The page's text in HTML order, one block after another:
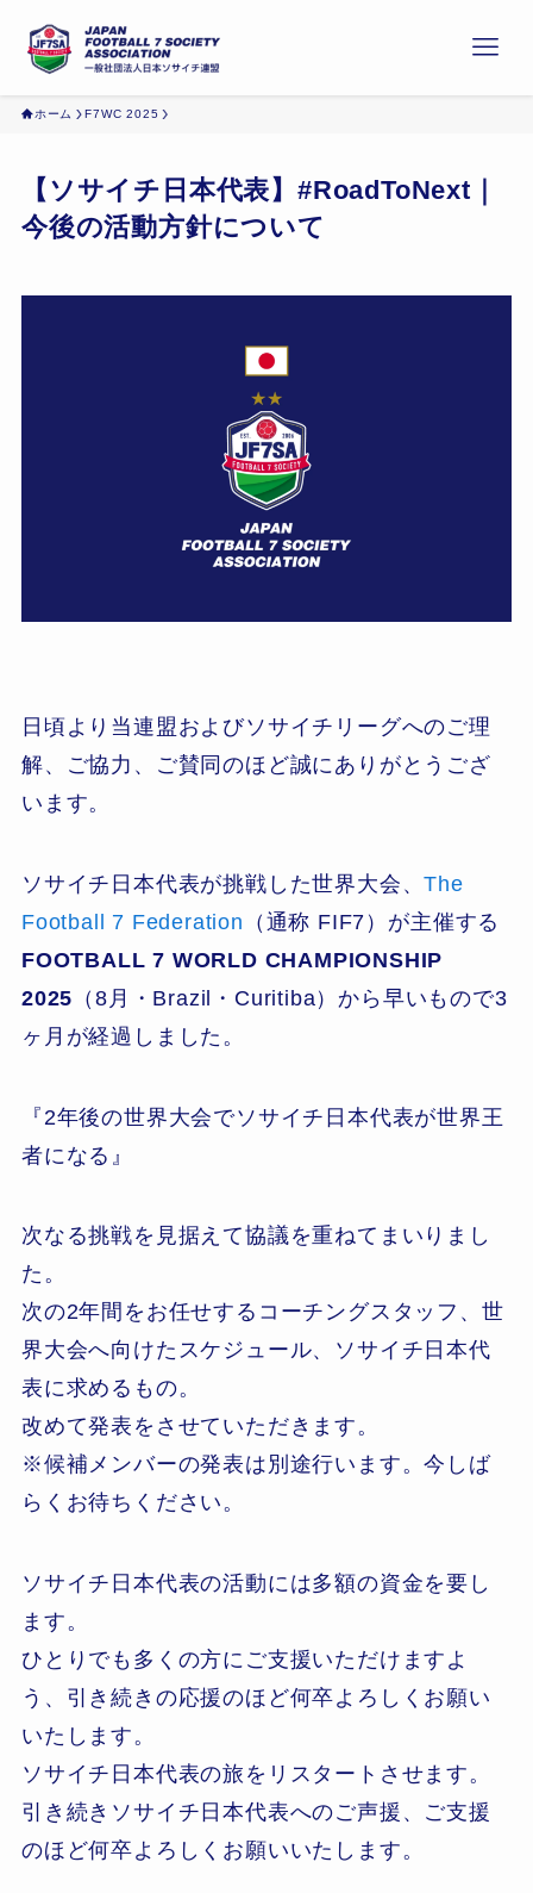
ホーム F7WC 2025
【ソサイチ日本代表】#RoadToNext｜
今後の活動方針について
日頃より当連盟およびソサイチリーグへのご理
解、ご協力、ご賛同のほど誠にありがとうござ
います。
ソサイチ日本代表が挑戦した世界大会、The
Football 7 Federation （通称 FIF7）が主催する
FOOTBALL 7 WORLD CHAMPIONSHIP
2025 （8月・Brazil・Curitiba）から早いもので3
ヶ月が経過しました。
『2年後の世界大会でソサイチ日本代表が世界王
者になる』
次なる挑戦を見据えて協議を重ねてまいりまし
た。
次の2年間をお任せするコーチングスタッフ、世
界大会へ向けたスケジュール、ソサイチ日本代
表に求めるもの。
改めて発表をさせていただきます。
※候補メンバーの発表は別途行います。今しば
らくお待ちください。
ソサイチ日本代表の活動には多額の資金を要し
ます。
ひとりでも多くの方にご支援いただけますよ
う、引き続きの応援のほど何卒よろしくお願い
いたします。
ソサイチ日本代表の旅をリスタートさせます。
引き続きソサイチ日本代表へのご声援、ご支援
のほど何卒よろしくお願いいたします。